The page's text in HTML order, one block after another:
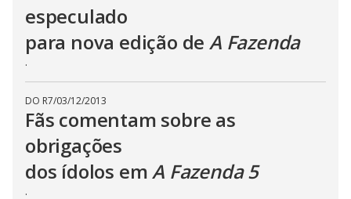
especulado
para nova edição de A Fazenda
.
DO R7/03/12/2013
Fãs comentam sobre as
obrigações
dos ídolos emA Fazenda 5
.